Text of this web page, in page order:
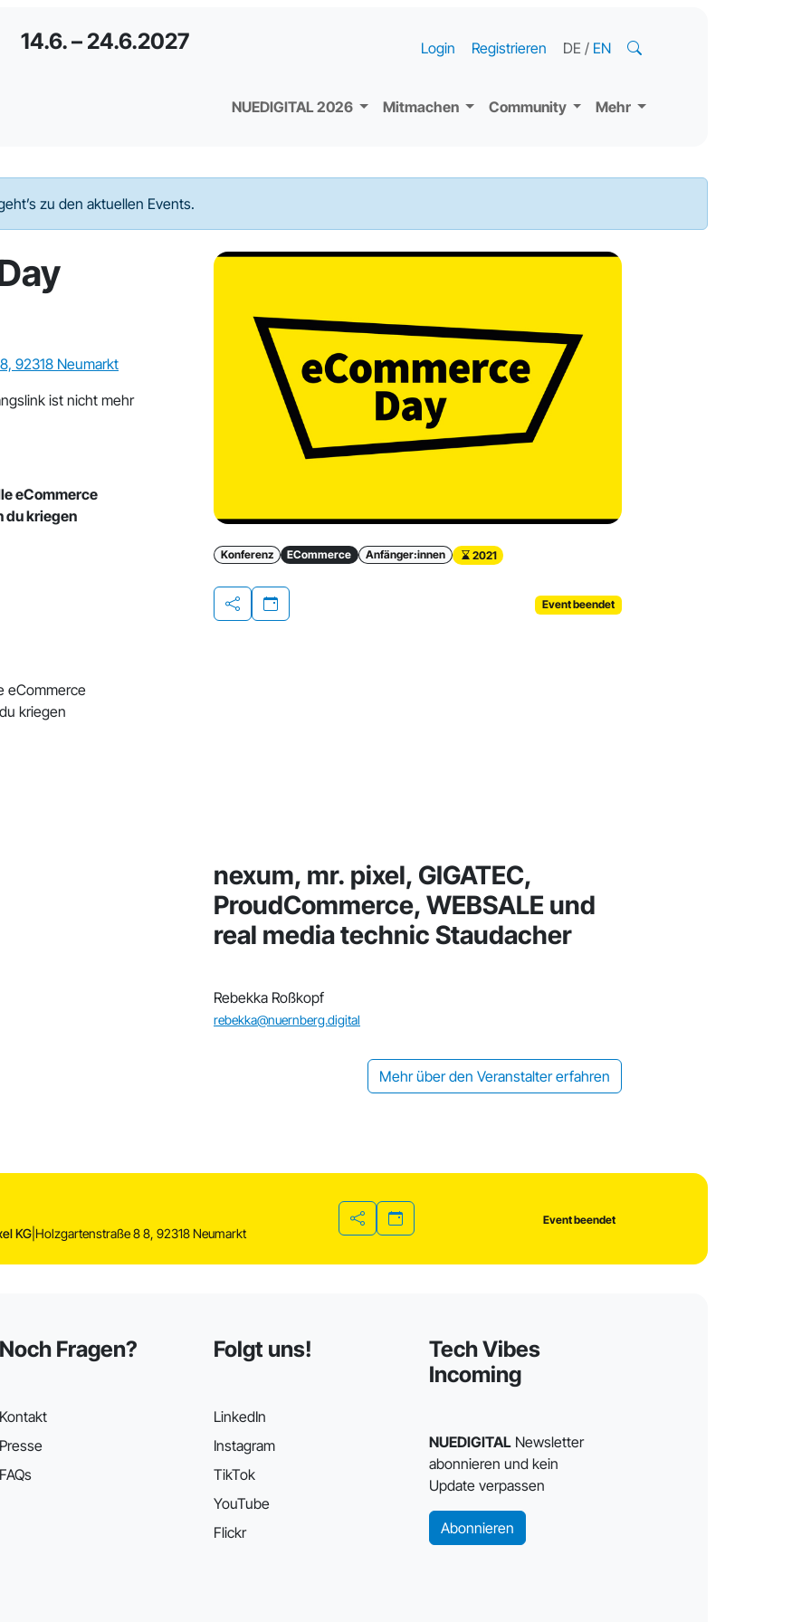
14.6. – 24.6.2027
NUEDIGITAL 2026 Mitmachen Community Mehr
Login Registrieren DE / EN
zu den aktuellen Events.
Konferenz ECommerce Anfänger:innen 2021
Teilen
Event beendet
92318 Neumarkt
ist nicht mehr
eCommerce
du kriegen
eCommerce
kriegen
nexum, mr. pixel, GIGATEC,
ProudCommerce, WEBSALE und
real media technic Staudacher
Rebekka Roßkopf
rebekka@nuernberg.digital
Mehr über den Veranstalter erfahren
KG Holzgartenstraße 8 8, 92318 Neumarkt Teilen
Event beendet
Noch Fragen?
Kontakt
Presse
FAQs
Folgt uns!
LinkedIn
Instagram
TikTok
YouTube
Flickr
Tech Vibes
Incoming
NUEDIGITALNewsletter
abonnieren und kein
Update verpassen
Abonnieren